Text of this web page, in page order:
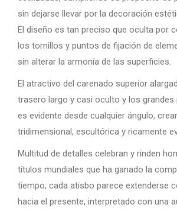
sin dejarse llevar por la decoración
El diseño es tan preciso que oculta por
los tornillos y puntos de fijación de
sin alterar la armonía de las superficies.
El atractivo del carenado superior
trasero largo y casi oculto y los grandes
es evidente desde cualquier ángulo,
tridimensional, escultórica y ricamente
Multitud de detalles celebran y rinden
títulos mundiales que ha ganado la
tiempo, cada atisbo parece extenderse
hacia el presente, interpretado con una